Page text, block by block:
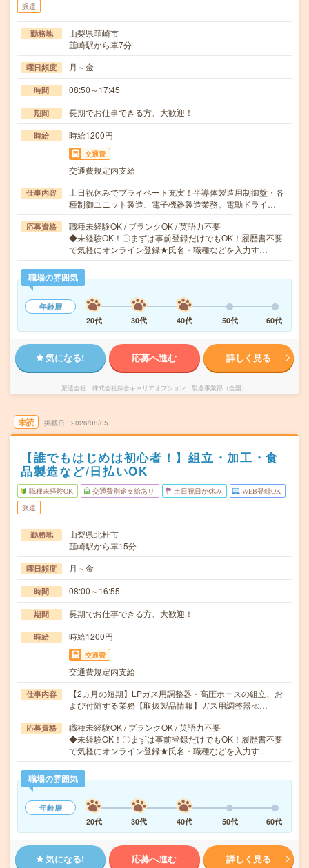
派遣
勤務地
山梨県韮崎市
韮崎駅から車7分
曜日頻度 月～金
時間 08:50～17:45
期間 長期でお仕事できる方、大歓迎！
時給 時給1200円
交通費
交通費規定内支給
仕事内容
土日祝休みでプライベート充実！半導体製造用制御盤・各
種制御ユニット製造、電子機器製造業務。電動ドライ…
応募資格
職種未経験OK / ブランクOK / 英語力不要
◆未経験OK！〇まずは事前登録だけでもOK！履歴書不要
で気軽にオンライン登録★氏名・職種などを入力す…
職場の雰囲気
年齢層
20代
30代 40代 50代 60代
気になる! 応募へ進む 詳しく見る
派遣会社 株式会社綜合キャリアオプション 製造事業部（全国）
未読 掲載日 2026/08/05
【誰でもはじめは初心者！】組立・加工・食
品製造など/日払いOK
職種未経験OK 交通費別途支給あり 土日祝日が休み WEB登録OK
派遣
勤務地
山梨県北杜市
韮崎駅から車15分
曜日頻度 月～金
時間 08:00～16:55
期間 長期でお仕事できる方、大歓迎！
時給 時給1200円
交通費
交通費規定内支給
仕事内容
【2ヵ月の短期】LPガス用調整器・高圧ホースの組立、お
よび付随する業務【取扱製品情報】ガス用調整器≪…
応募資格
職種未経験OK / ブランクOK / 英語力不要
◆未経験OK！〇まずは事前登録だけでもOK！履歴書不要
で気軽にオンライン登録★氏名・職種などを入力す…
職場の雰囲気
年齢層
20代
30代 40代 50代 60代
気になる! 応募へ進む 詳しく見る